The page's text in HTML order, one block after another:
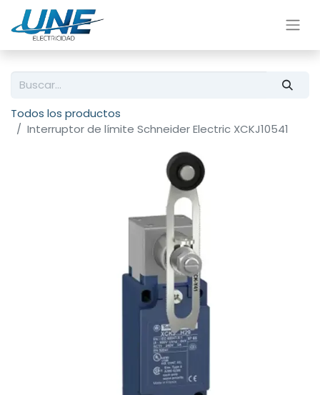
Todos los productos
Interruptor de límite Schneider Electric XCKJ10541